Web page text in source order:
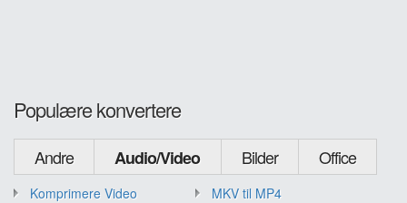
Populære konvertere
Andre Audio/Video Bilder Office
Komprimere Video
MKV til MP4